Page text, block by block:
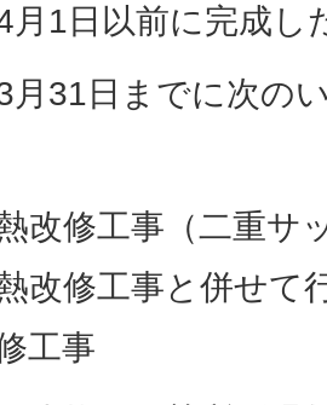
月1日以前に完成し
月31日までに次の
改修工事（二重サ
改修工事と併せて
工事